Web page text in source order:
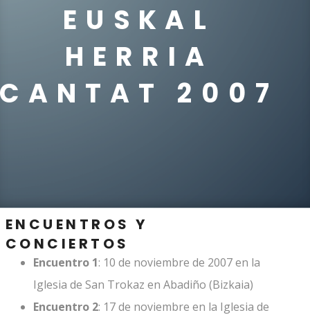
EUSKAL
HERRIA
CANTAT 2007
ENCUENTROS Y
CONCIERTOS
Encuentro 1: 10 de noviembre de 2007 en la
Iglesia de San Trokaz en Abadiño (Bizkaia)
Encuentro 2: 17 de noviembre en la Iglesia de